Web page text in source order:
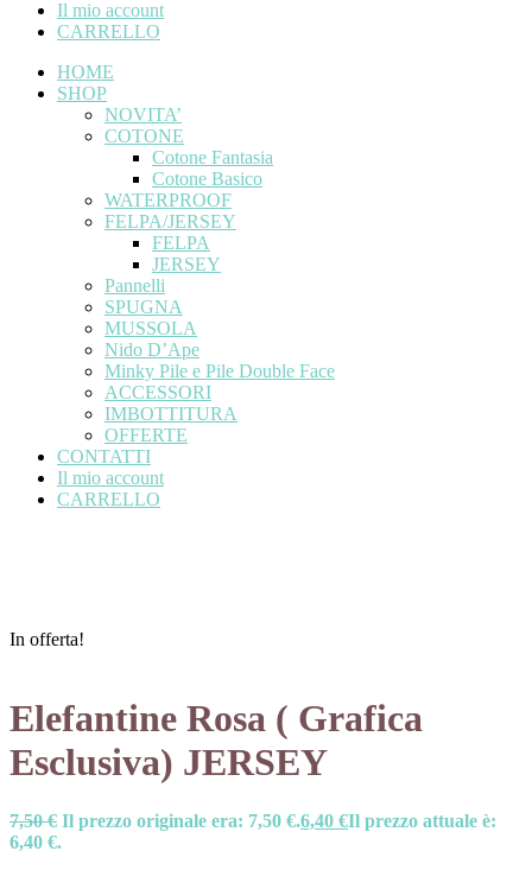
Il mio account
CARRELLO
HOME
SHOP
NOVITA’
COTONE
Cotone Fantasia
Cotone Basico
WATERPROOF
FELPA/JERSEY
FELPA
JERSEY
Pannelli
SPUGNA
MUSSOLA
Nido D’Ape
Minky Pile e Pile Double Face
ACCESSORI
IMBOTTITURA
OFFERTE
CONTATTI
Il mio account
CARRELLO
In offerta!
Elefantine Rosa ( Grafica
Esclusiva) JERSEY
7,50€ Il prezzo originale era: 7,50 €.6,40 €Il prezzo attuale è:
6,40 €.